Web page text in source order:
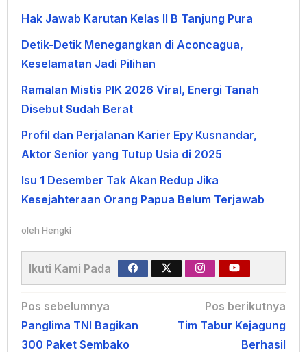
Hak Jawab Karutan Kelas II B Tanjung Pura
Detik-Detik Menegangkan di Aconcagua,
Keselamatan Jadi Pilihan
Ramalan Mistis PIK 2026 Viral, Energi Tanah
Disebut Sudah Berat
Profil dan Perjalanan Karier Epy Kusnandar,
Aktor Senior yang Tutup Usia di 2025
Isu 1 Desember Tak Akan Redup Jika
Kesejahteraan Orang Papua Belum Terjawab
oleh Hengki
Ikuti Kami Pada
Navigasi
pos
Pos sebelumnya
Panglima TNI Bagikan
300 Paket Sembako
Pos berikutnya
Tim Tabur Kejagung
Berhasil